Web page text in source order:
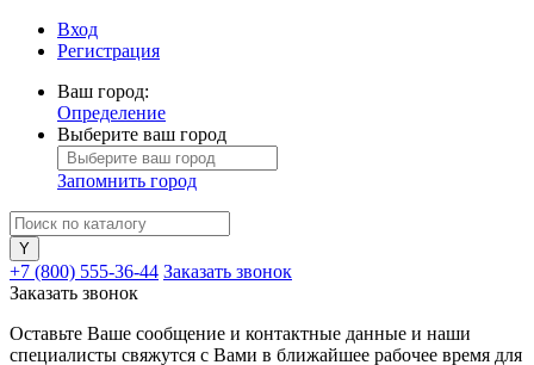
Вход
Регистрация
Ваш город:
Определение
Выберите ваш город
Запомнить город
+7 (800) 555-36-44 Заказать звонок
Заказать звонок
Оставьте Ваше сообщение и контактные данные и наши
специалисты свяжутся с Вами в ближайшее рабочее время для